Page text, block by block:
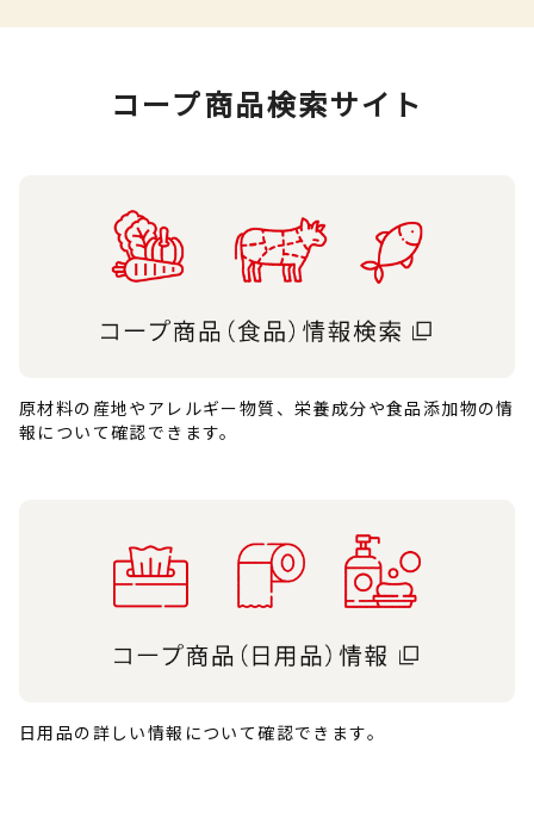
コープ商品検索サイト
原材料の産地やアレルギー物質、栄養成分や食品添加物の情
報について確認できます。
日用品の詳しい情報について確認できます。